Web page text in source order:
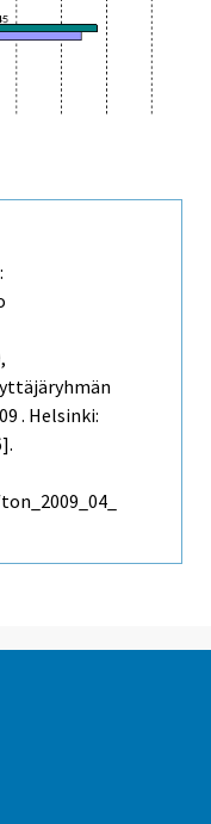
. Helsinki: